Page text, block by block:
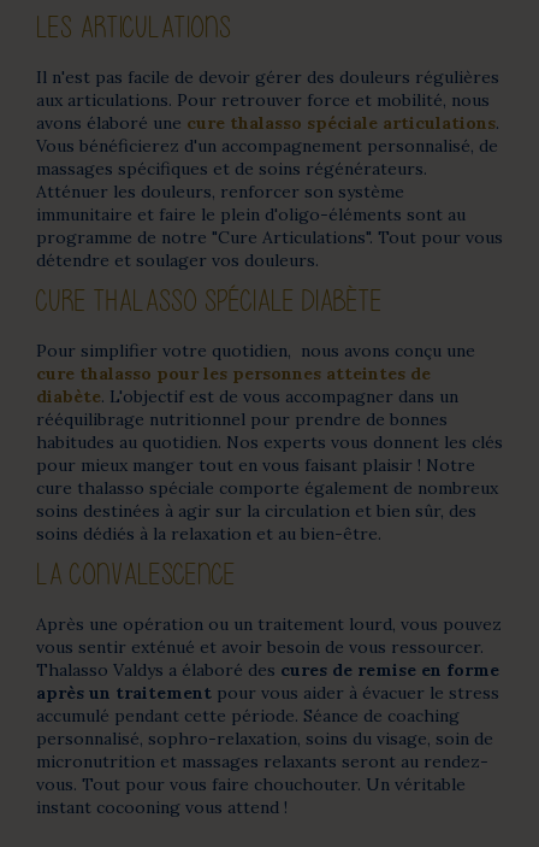
LES ARTICULATIONS
Il n'est pas facile de devoir gérer des douleurs régulières
aux articulations. Pour retrouver force et mobilité, nous
avons élaboré une cure thalasso spéciale articulations.
Vous bénéficierez d'un accompagnement personnalisé, de
massages spécifiques et de soins régénérateurs.
Atténuer les douleurs, renforcer son système
immunitaire et faire le plein d'oligo-éléments sont au
programme de notre "Cure Articulations". Tout pour vous
détendre et soulager vos douleurs.
CURE THALASSO SPÉCIALE DIABÈTE
Pour simplifier votre quotidien, nous avons conçu une
cure thalasso pour les personnes atteintes de
diabète. L'objectif est de vous accompagner dans un
rééquilibrage nutritionnel pour prendre de bonnes
habitudes au quotidien. Nos experts vous donnent les clés
pour mieux manger tout en vous faisant plaisir ! Notre
cure thalasso spéciale comporte également de nombreux
soins destinées à agir sur la circulation et bien sûr, des
soins dédiés à la relaxation et au bien-être.
LA CONVALESCENCE
Après une opération ou un traitement lourd, vous pouvez
vous sentir exténué et avoir besoin de vous ressourcer.
Thalasso Valdys a élaboré des cures de remise en forme
après un traitement pour vous aider à évacuer le stress
accumulé pendant cette période. Séance de coaching
personnalisé, sophro-relaxation, soins du visage, soin de
micronutrition et massages relaxants seront au rendez-
vous. Tout pour vous faire chouchouter. Un véritable
instant cocooning vous attend !